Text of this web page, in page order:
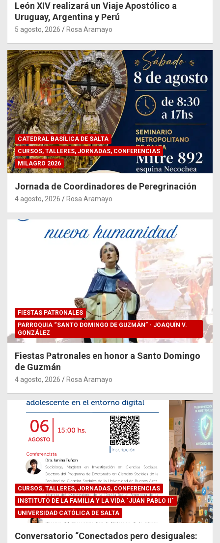
León XIV realizará un Viaje Apostólico a
Uruguay, Argentina y Perú
5 agosto, 2026 Rosa Aramayo
CATEDRAL BASÍLICA DE SALTA
CURSOS, TALLERES, JORNADAS, CONFERENCIAS
MILAGRO 2026
Jornada de Coordinadores de Peregrinación
4 agosto, 2026 Rosa Aramayo
FIESTAS PATRONALES
PARROQUIA “SANTO DOMINGO DE GUZMÁN” - JOAQUÍN V.
GONZÁLEZ
Fiestas Patronales en honor a Santo Domingo
de Guzmán
4 agosto, 2026 Rosa Aramayo
CURSOS, TALLERES, JORNADAS, CONFERENCIAS
INSTITUTO DE LA FAMILIA Y LA VIDA "JUAN PABLO II"
UNIVERSIDAD CATÓLICA DE SALTA
Conversatorio “Conectados pero desiguales: